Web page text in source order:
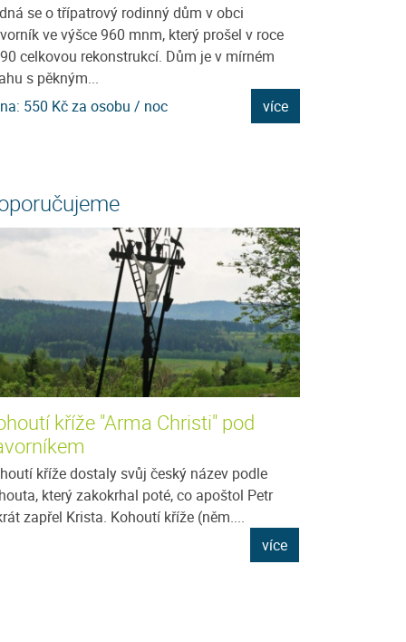
se o třípatrový rodinný dům v obci
ve výšce 960 mnm, který prošel v roce
celkovou rekonstrukcí. Dům je v mírném
s pěkným...
550 Kč za osobu / noc
více
kříže "Arma Christi" pod
kříže dostaly svůj český název podle
který zakokrhal poté, co apoštol Petr
zapřel Krista. Kohoutí kříže (něm....
více